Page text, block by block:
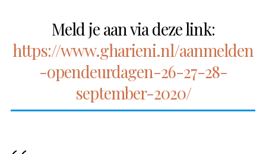
Meld je aan via deze link:
https://www.gharieni.nl/aanmelden
-opendeurdagen-26-27-28-
september-2020/